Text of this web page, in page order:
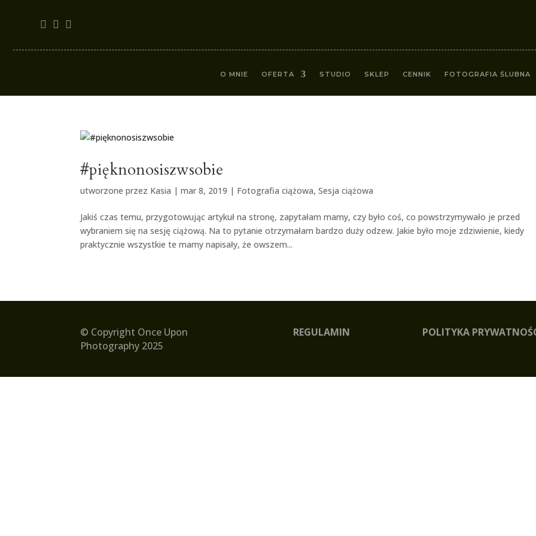
O MNIE OFERTA STUDIO SKLEP CENNIK FOTOGRAFIA ŚLUBNA
#pięknonosiszwsobie
utworzone przez Kasia |mar 8, 2019 | Fotografia ciążowa,Sesja ciążowa
Jakiś czas temu, przygotowując artykuł na stronę, zapytałam mamy, czy było coś, co powstrzymywało je przed
wybraniem się na sesję ciążową. Na to pytanie otrzymałam bardzo duży odzew. Jakie było moje zdziwienie, kiedy
praktycznie wszystkie te mamy napisały, że owszem...
© Copyright Once Upon
Photography 2025
REGULAMIN POLITYKA